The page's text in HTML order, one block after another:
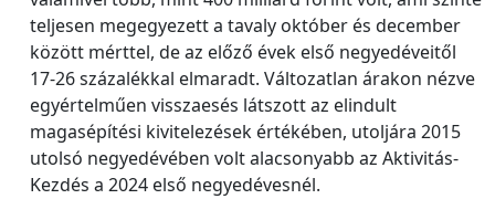
teljesen megegyezett a tavaly október és december
között mérttel, de az előző évek első negyedéveitől
17-26 százalékkal elmaradt. Változatlan árakon nézve
egyértelműen visszaesés látszott az elindult
magasépítési kivitelezések értékében, utoljára 2015
utolsó negyedévében volt alacsonyabb az Aktivitás-
Kezdés a 2024 első negyedévesnél.